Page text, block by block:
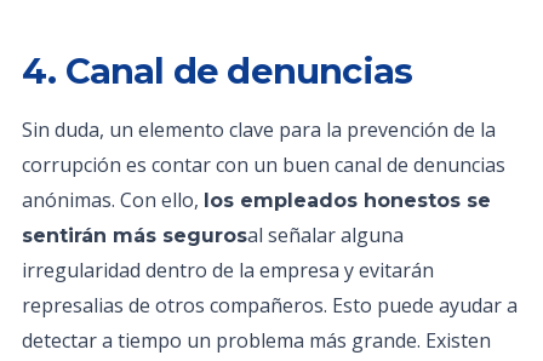
4. Canal de denuncias
Sin duda, un elemento clave para la prevención de la
corrupción es contar con un buen canal de denuncias
anónimas. Con ello, los empleados honestos se
sentirán más segurosal señalar alguna
irregularidad dentro de la empresa y evitarán
represalias de otros compañeros. Esto puede ayudar a
detectar a tiempo un problema más grande. Existen